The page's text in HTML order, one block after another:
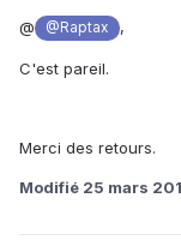
@ @Raptax ,
C'est pareil.
Merci des retours.
Modifié 25 mars